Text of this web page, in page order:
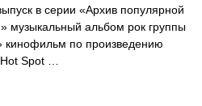
в серии «Архив популярной
музыкальный альбом рок группы
кинофильм по произведению
Spot …